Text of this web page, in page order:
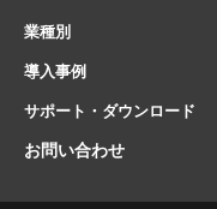
業種別
導入事例
サポート・ダウンロード
お問い合わせ